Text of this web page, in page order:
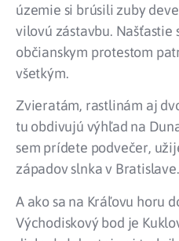
územie si brúsili zuby
vilovú zástavbu. Našťastie
občianskym protestom
všetkým.
Zvieratám, rastlinám aj
tu obdivujú výhľad na
sem prídete podvečer,
západov slnka v Bratislave.
A ako sa na Kráľovu horu
Východiskový bod je